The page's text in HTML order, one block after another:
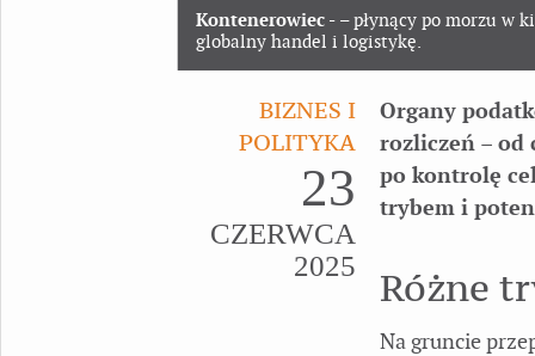
Kontenerowiec - – płynący po morzu w
globalny handel i logistykę.
BIZNES I
POLITYKA
23
CZERWCA
2025
Organy
rozliczeń – od
po kontrolę
trybem i
Różne
Na gruncie